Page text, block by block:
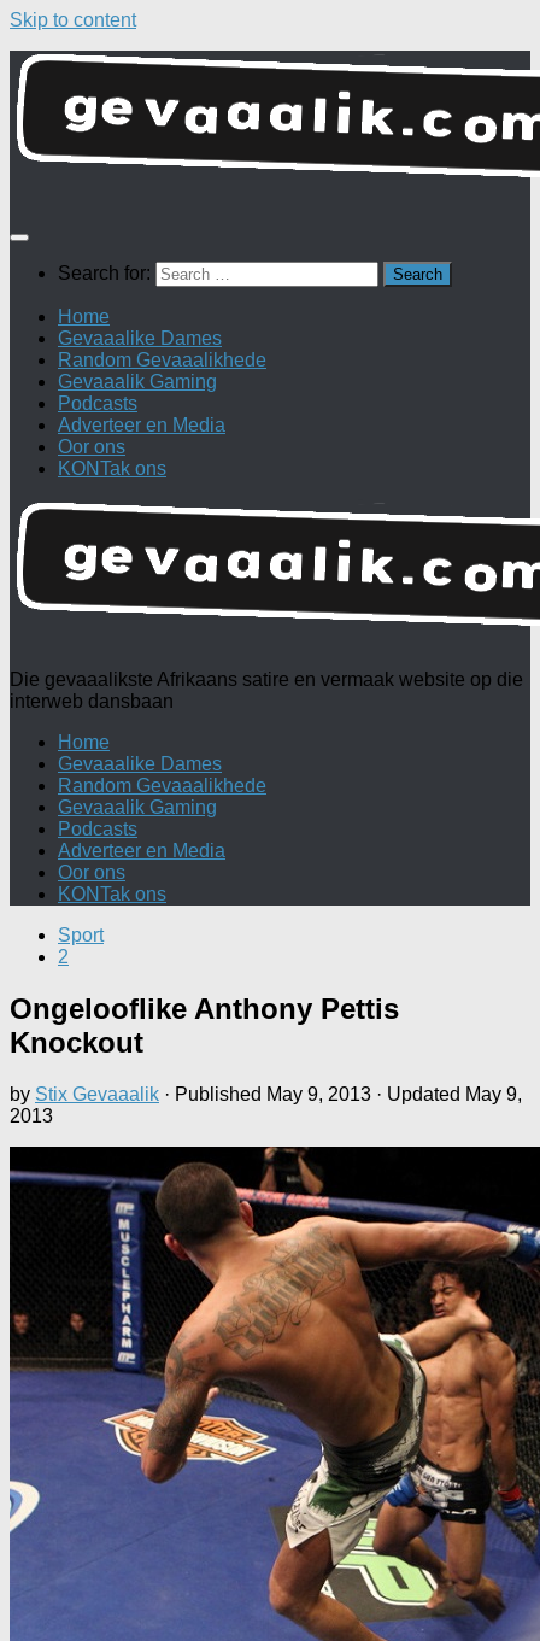
Skip to content
Search for:
Home
Gevaaalike Dames
Random Gevaaalikhede
Gevaaalik Gaming
Podcasts
Adverteer en Media
Oor ons
KONTak ons
Die gevaaalikste Afrikaans satire en vermaak website op die
interweb dansbaan
Home
Gevaaalike Dames
Random Gevaaalikhede
Gevaaalik Gaming
Podcasts
Adverteer en Media
Oor ons
KONTak ons
Sport
2
Ongelooflike Anthony Pettis
Knockout
by Stix Gevaaalik · Published May 9, 2013 · Updated May 9,
2013